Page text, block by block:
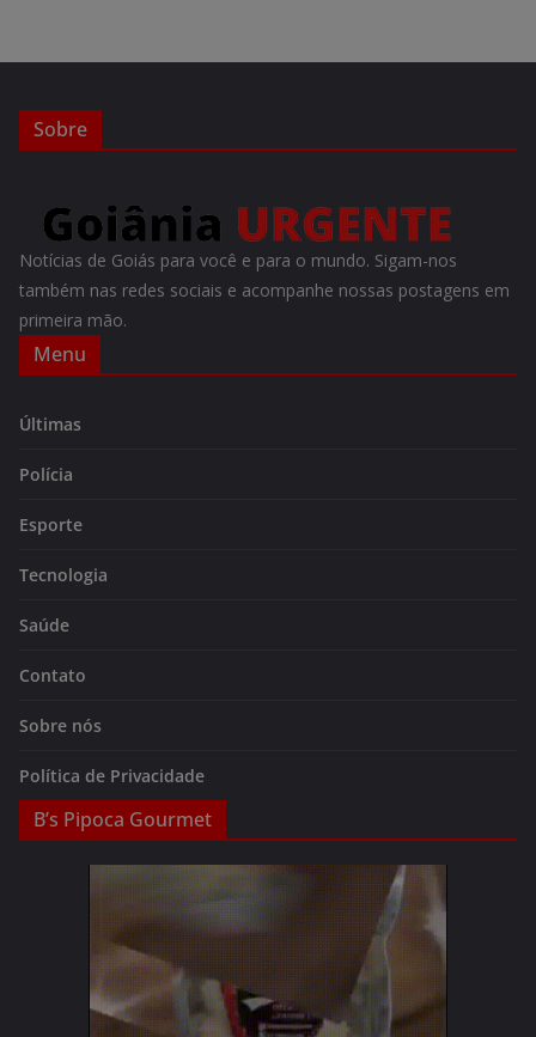
Sobre
Notícias de Goiás para você e para o mundo. Sigam-nos
também nas redes sociais e acompanhe nossas postagens em
primeira mão.
Menu
Últimas
Polícia
Esporte
Tecnologia
Saúde
Contato
Sobre nós
Política de Privacidade
B’s Pipoca Gourmet